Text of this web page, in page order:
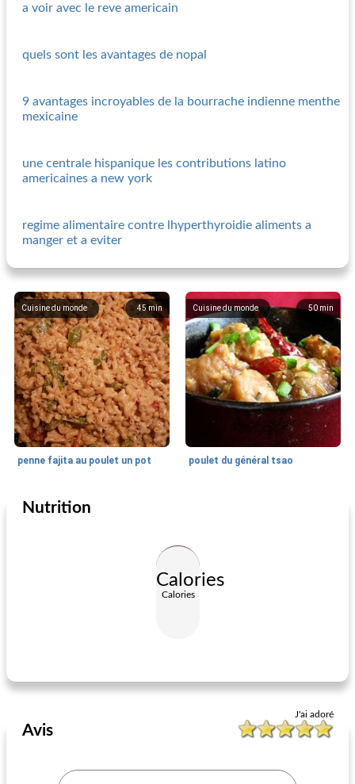
a voir avec le reve americain
quels sont les avantages de nopal
9 avantages incroyables de la bourrache indienne menthe
mexicaine
une centrale hispanique les contributions latino
americaines a new york
regime alimentaire contre lhyperthyroidie aliments a
manger et a eviter
45 min
Cuisine du monde
penne fajita au poulet un pot
50 min
Cuisine du monde
poulet du général tsao
Cuisine du monde
Nutrition
Calories
Calories
J'ai adoré
Avis